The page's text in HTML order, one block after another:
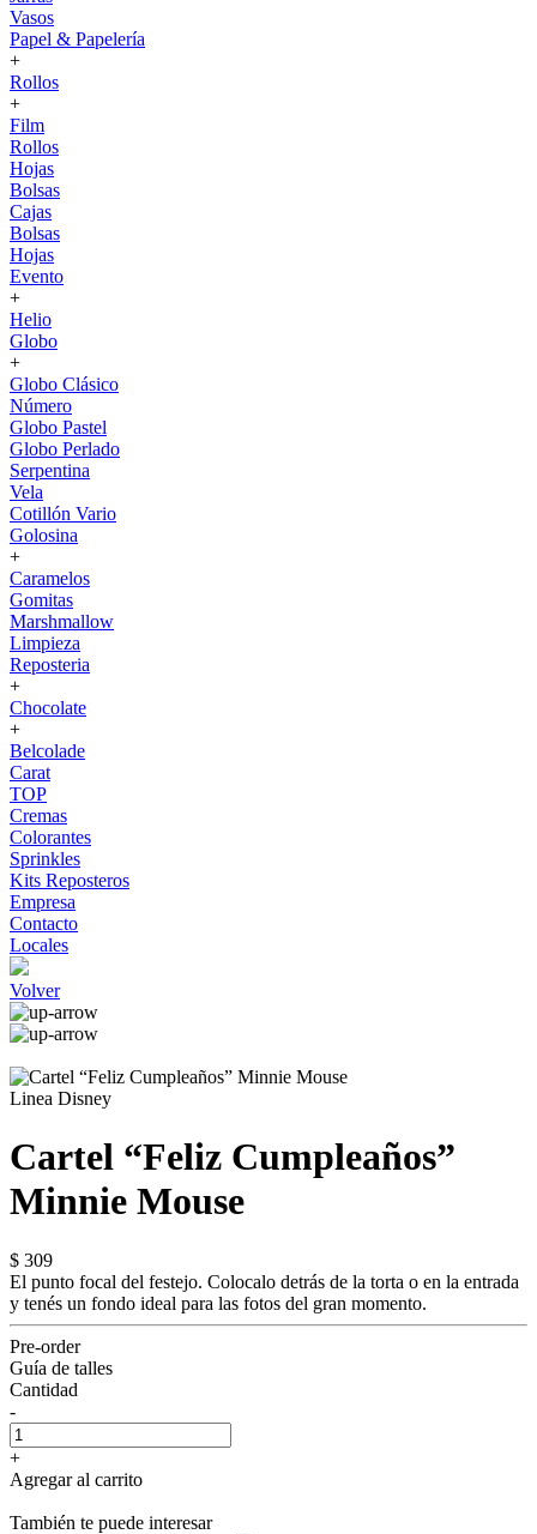
Vasos
Papel & Papelería
+
Rollos
+
Film
Rollos
Hojas
Bolsas
Cajas
Bolsas
Hojas
Evento
+
Helio
Globo
+
Globo Clásico
Número
Globo Pastel
Globo Perlado
Serpentina
Vela
Cotillón Vario
Golosina
+
Caramelos
Gomitas
Marshmallow
Limpieza
Reposteria
+
Chocolate
+
Belcolade
Carat
TOP
Cremas
Colorantes
Sprinkles
Kits Reposteros
Empresa
Contacto
Locales
Volver
Linea Disney
Cartel “Feliz Cumpleaños”
Minnie Mouse
$ 309
El punto focal del festejo. Colocalo detrás de la torta o en la entrada
y tenés un fondo ideal para las fotos del gran momento.
Pre-order
Guía de talles
Cantidad
-
+
Agregar al carrito
También te puede interesar